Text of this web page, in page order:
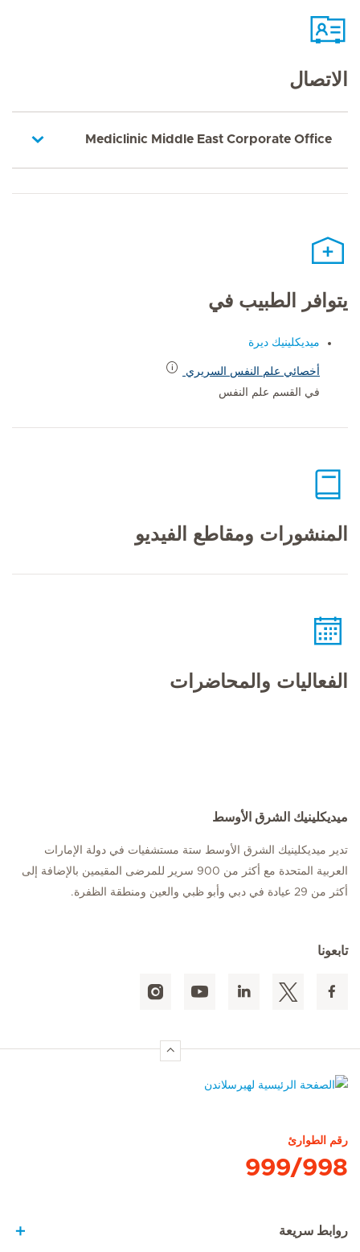
الاتصال
Mediclinic Middle East Corporate Office
يتوافر الطبيب في
ميديكلينيك ديرة
أخصائي علم النفس السريري
في القسم علم النفس
المنشورات ومقاطع الفيديو
الفعاليات والمحاضرات
ميديكلينيك الشرق الأوسط
تدير ميديكلينيك الشرق الأوسط ستة مستشفيات في دولة الإمارات
العربية المتحدة مع أكثر من 900 سرير للمرضى المقيمين بالإضافة إلى
أكثر من 29 عيادة في دبي وأبو ظبي والعين ومنطقة الظفرة.
تابعونا
رقم الطوارئ
999/998
روابط سريعة